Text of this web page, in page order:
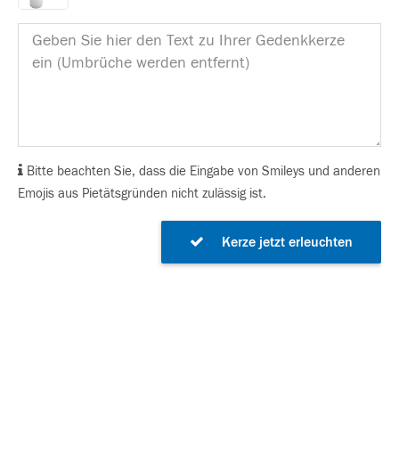
Bitte beachten Sie, dass die Eingabe von Smileys und anderen
Emojis aus Pietätsgründen nicht zulässig ist.
Kerze jetzt erleuchten